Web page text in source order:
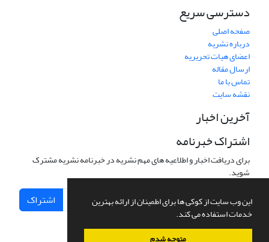
این وب سایت از کوکی ها برای اطمینان از ارائه بهترین
خدمات استفاده می کند.
متوجه شدم
دسترسی سریع
صفحه اصلی
درباره نشریه
اعضای هیات تحریریه
ارسال مقاله
تماس با ما
نقشه سایت
آخرین اخبار
اشتراک خبرنامه
برای دریافت اخبار و اطلاعیه های مهم نشریه در خبرنامه نشریه مشترک
شوید.
اشتراک